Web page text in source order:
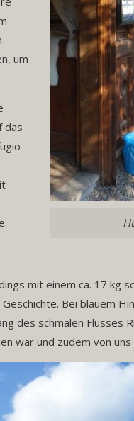
um
das
mit einem ca. 17 kg
Bei blauem
des schmalen Flusses
war und zudem von